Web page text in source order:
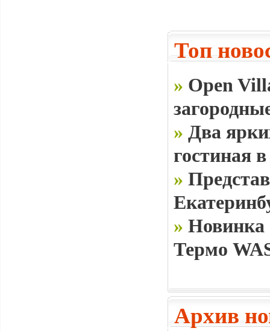
Топ
» Open
» Два
гостиная
»
» Новинка
Термо
Архив